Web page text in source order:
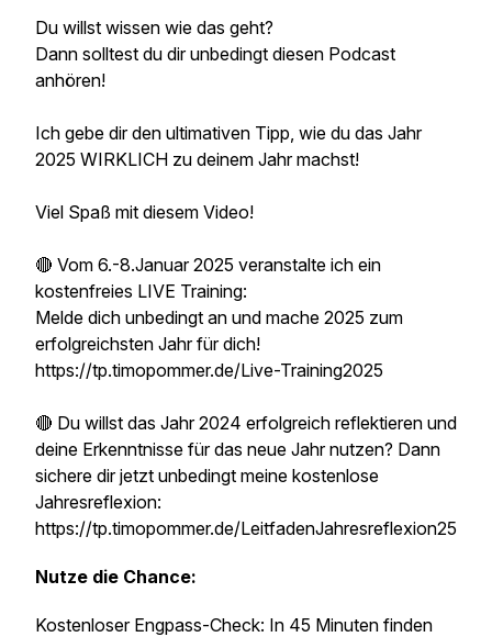
Du willst wissen wie das geht?
Dann solltest du dir unbedingt diesen Podcast
anhören!
Ich gebe dir den ultimativen Tipp, wie du das Jahr
2025 WIRKLICH zu deinem Jahr machst!
Viel Spaß mit diesem Video!
🔴 Vom 6.-8.Januar 2025 veranstalte ich ein
kostenfreies LIVE Training:
Melde dich unbedingt an und mache 2025 zum
erfolgreichsten Jahr für dich!
https://tp.timopommer.de/Live-Training2025
🔴 Du willst das Jahr 2024 erfolgreich reflektieren und
deine Erkenntnisse für das neue Jahr nutzen? Dann
sichere dir jetzt unbedingt meine kostenlose
Jahresreflexion:
https://tp.timopommer.de/LeitfadenJahresreflexion25
Nutze die Chance:
Kostenloser Engpass-Check: In 45 Minuten finden